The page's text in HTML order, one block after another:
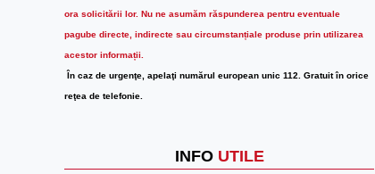
ora solicitării lor. Nu ne asumăm răspunderea pentru eventuale
pagube directe, indirecte sau circumstanțiale produse prin utilizarea
acestor informații.
În caz de urgenţe, apelaţi numărul european unic 112. Gratuit în orice
reţea de telefonie.
INFO UTILE